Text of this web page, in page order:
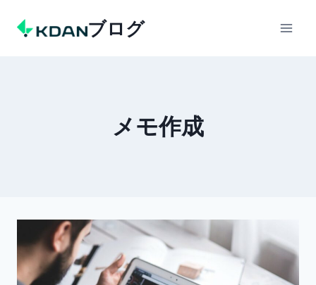
ブログ
メモ作成